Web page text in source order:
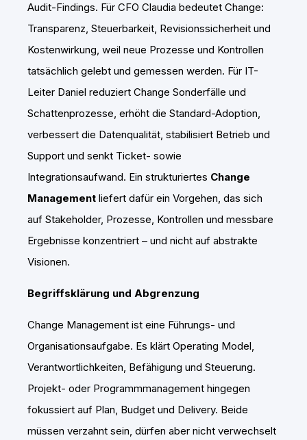
Audit-Findings. Für CFO Claudia bedeutet Change:
Transparenz, Steuerbarkeit, Revisionssicherheit und
Kostenwirkung, weil neue Prozesse und Kontrollen
tatsächlich gelebt und gemessen werden. Für IT-
Leiter Daniel reduziert Change Sonderfälle und
Schattenprozesse, erhöht die Standard-Adoption,
verbessert die Datenqualität, stabilisiert Betrieb und
Support und senkt Ticket- sowie
Integrationsaufwand. Ein strukturiertes Change
Management liefert dafür ein Vorgehen, das sich
auf Stakeholder, Prozesse, Kontrollen und messbare
Ergebnisse konzentriert – und nicht auf abstrakte
Visionen.
Begriffsklärung und Abgrenzung
Change Management ist eine Führungs- und
Organisationsaufgabe. Es klärt Operating Model,
Verantwortlichkeiten, Befähigung und Steuerung.
Projekt- oder Programmmanagement hingegen
fokussiert auf Plan, Budget und Delivery. Beide
müssen verzahnt sein, dürfen aber nicht verwechselt